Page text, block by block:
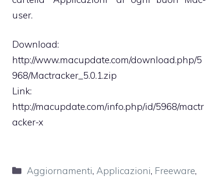
user.
Download:
http://www.macupdate.com/download.php/5
968/Mactracker_5.0.1.zip
Link:
http://macupdate.com/info.php/id/5968/mactr
acker-x
Categorie
Aggiornamenti,Applicazioni, Freeware,